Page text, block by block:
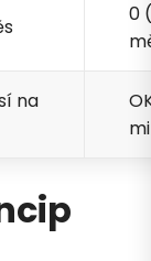
0
na